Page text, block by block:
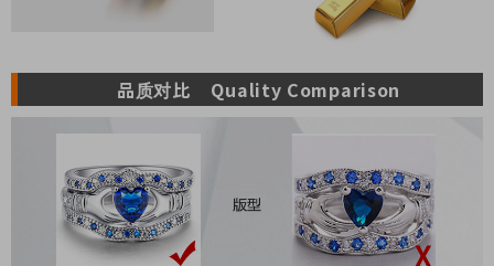
品质对比 Quality Comparison